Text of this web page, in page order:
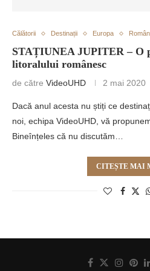
Călătorii Destinații Europa
STAȚIUNEA JUPITER – O
litoralului românesc
de către VideoUHD 2 mai 2020
Dacă anul acesta nu știți ce
noi, echipa VideoUHD, vă
Bineînțeles că nu discutăm…
CITEȘTE MAI